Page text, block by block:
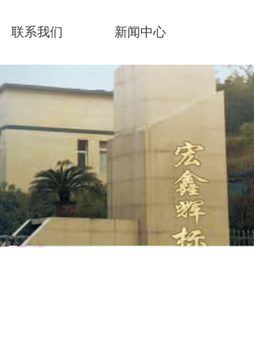
联系我们 新闻中心